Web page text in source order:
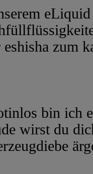
eshisha zum
bin ich
wirst du